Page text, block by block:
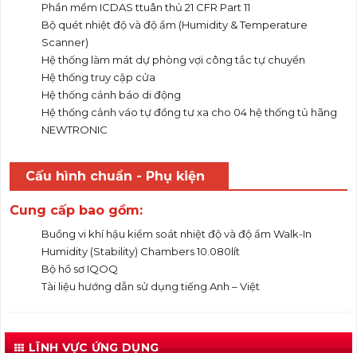
Phần mềm ICDAS ttuân thủ 21 CFR Part 11
Bộ quét nhiệt độ và độ ẩm (Humidity & Temperature
Scanner)
Hệ thống làm mát dự phòng vợi công tắc tự chuyển
Hệ thống truy cập cửa
Hệ thống cảnh báo di động
Hệ thống cảnh váo tự đồng tư xa cho 04 hệ thống tủ hãng
NEWTRONIC
Cấu hình chuẩn - Phụ kiện
Cung cấp bao gồm:
Buồng vi khí hậu kiểm soát nhiệt độ và độ ẩm Walk-In
Humidity (Stability) Chambers 10.080lít
Bộ hồ sơ IQOQ
Tài liệu hướng dẫn sử dụng tiếng Anh – Việt
LĨNH VỰC ỨNG DỤNG